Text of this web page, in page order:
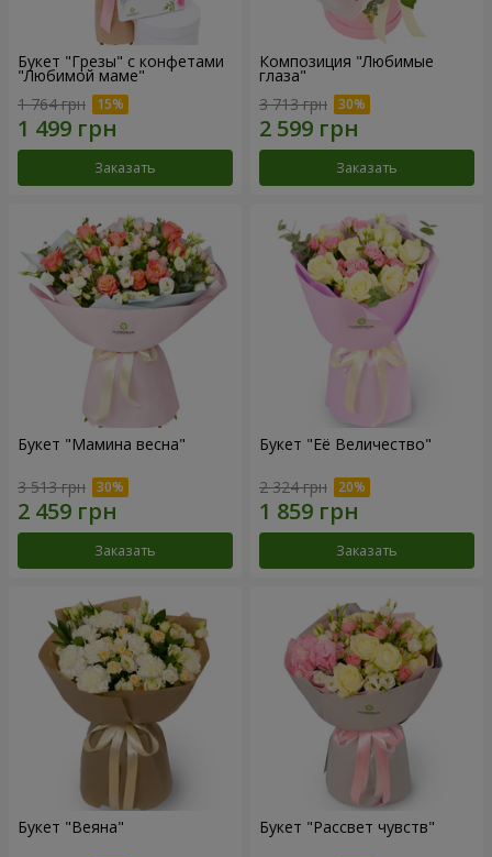
Букет "Грезы" с конфетами
"Любимой маме"
1 764 грн
Заказать
Композиция "Любимые
глаза"
3 713 грн
Заказать
Букет "Мамина весна"
3 513 грн
Заказать
Букет "Её Величество"
2 324 грн
Заказать
Букет "Веяна" Букет "Рассвет чувств"